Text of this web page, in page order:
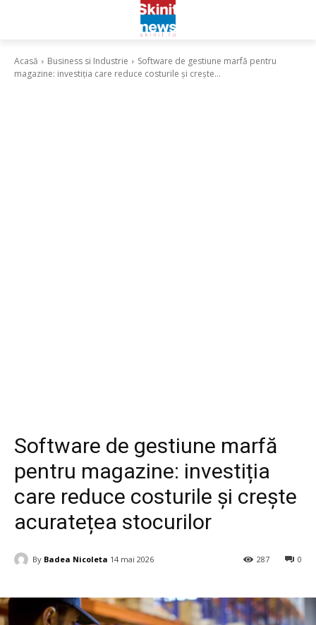
Acasă Business si Industrie
Software de gestiune marfă pentru
magazine: investiția care reduce costurile și crește...
Software de gestiune marfă
pentru magazine: investiția
care reduce costurile și crește
acuratețea stocurilor
By Badea Nicoleta 14 mai 2026 0
287